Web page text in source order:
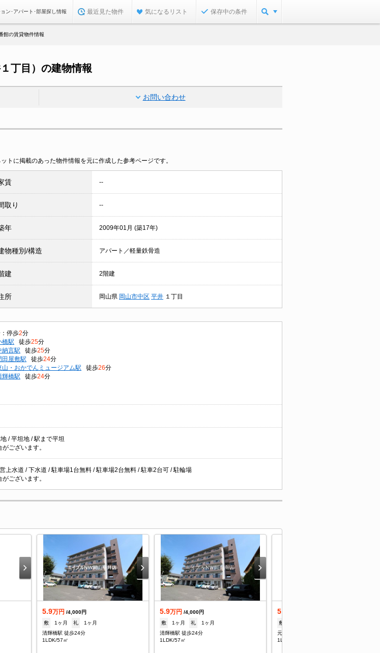
ン･アパート･部屋探し情報 最近見た物件 気になるリスト 保存中の条件
館の賃貸物件情報
丁目）の建物情報
お問い合わせ
トに掲載のあった物件情報を元に作成した参考ページです。
賃 --
取り --
年 2009年01月 (築17年)
物種別/構造 アパート／軽量鉄骨造
建 2階建
所 岡山県 岡山市中区 平井 １丁目
停歩2分
橋駅 徒歩25分
納言駅 徒歩25分
田屋敷駅 徒歩24分
山・おかでんミュージアム駅 徒歩26分
輝橋駅 徒歩24分
/ 平坦地 / 駅まで平坦
ございます。
上水道 / 下水道 / 駐車場1台無料 / 駐車場2台無料 / 駐車2台可 / 駐輪場
ございます。
5.9万円 /4,000円
敷
1ヶ月 礼
1ヶ月
清輝橋駅 徒歩24分
1LDK/57㎡
5.9万円 /4,000円
敷
1ヶ月 礼
1ヶ月
清輝橋駅 徒歩24分
1LDK/57㎡
5.3
敷
元上町 徒歩4分
1LDK/49.17㎡